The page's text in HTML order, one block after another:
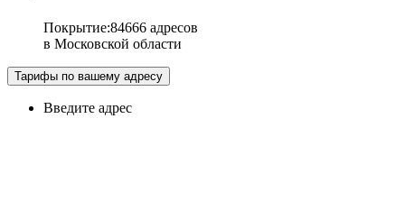
Покрытие:84666 адресов
в Московской области
Тарифы по вашему адресу
Введите адрес